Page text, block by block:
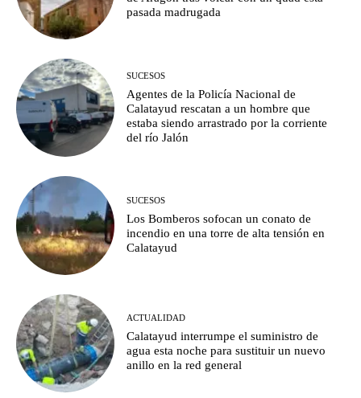
pasada madrugada
SUCESOS
Agentes de la Policía Nacional de
Calatayud rescatan a un hombre que
estaba siendo arrastrado por la corriente
del río Jalón
SUCESOS
Los Bomberos sofocan un conato de
incendio en una torre de alta tensión en
Calatayud
ACTUALIDAD
Calatayud interrumpe el suministro de
agua esta noche para sustituir un nuevo
anillo en la red general